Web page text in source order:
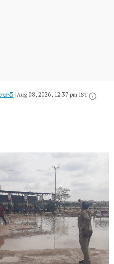
|Aug 08, 2026, 12:37 pm IST